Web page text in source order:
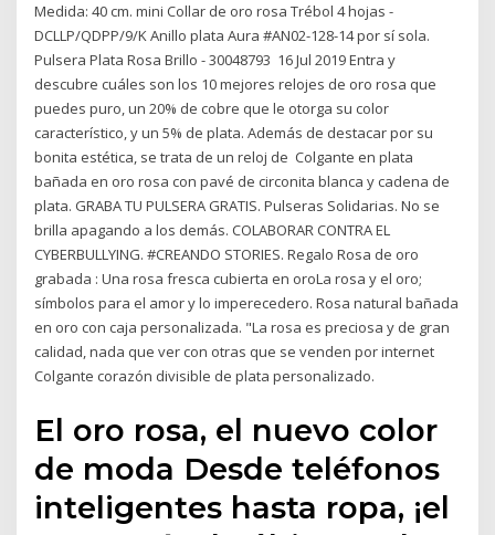
Medida: 40 cm. mini Collar de oro rosa Trébol 4 hojas -
DCLLP/QDPP/9/K Anillo plata Aura #AN02-128-14 por sí sola.
Pulsera Plata Rosa Brillo - 30048793 16 Jul 2019 Entra y
descubre cuáles son los 10 mejores relojes de oro rosa que
puedes puro, un 20% de cobre que le otorga su color
característico, y un 5% de plata. Además de destacar por su
bonita estética, se trata de un reloj de Colgante en plata
bañada en oro rosa con pavé de circonita blanca y cadena de
plata. GRABA TU PULSERA GRATIS. Pulseras Solidarias. No se
brilla apagando a los demás. COLABORAR CONTRA EL
CYBERBULLYING. #CREANDO STORIES. Regalo Rosa de oro
grabada : Una rosa fresca cubierta en oroLa rosa y el oro;
símbolos para el amor y lo imperecedero. Rosa natural bañada
en oro con caja personalizada. "La rosa es preciosa y de gran
calidad, nada que ver con otras que se venden por internet
Colgante corazón divisible de plata personalizado.
El oro rosa, el nuevo color
de moda Desde teléfonos
inteligentes hasta ropa, ¡el